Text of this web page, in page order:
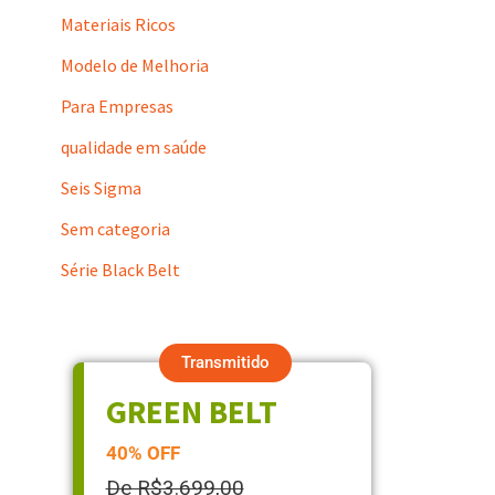
Materiais Ricos
Modelo de Melhoria
Para Empresas
qualidade em saúde
Seis Sigma
Sem categoria
Série Black Belt
Transmitido
GREEN BELT
40% OFF
De R$3.699,00